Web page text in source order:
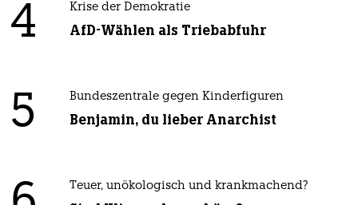
4 Krise der Demokratie
AfD-Wählen als Triebabfuhr
5 Bundeszentrale gegen Kinderfiguren
Benjamin, du lieber Anarchist
Teuer, unökologisch und krankmachend?